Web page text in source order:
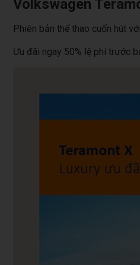
Volkswagen
Phiên bản thể thao cuốn hút
Ưu đãi ngay 50% lệ phí trước